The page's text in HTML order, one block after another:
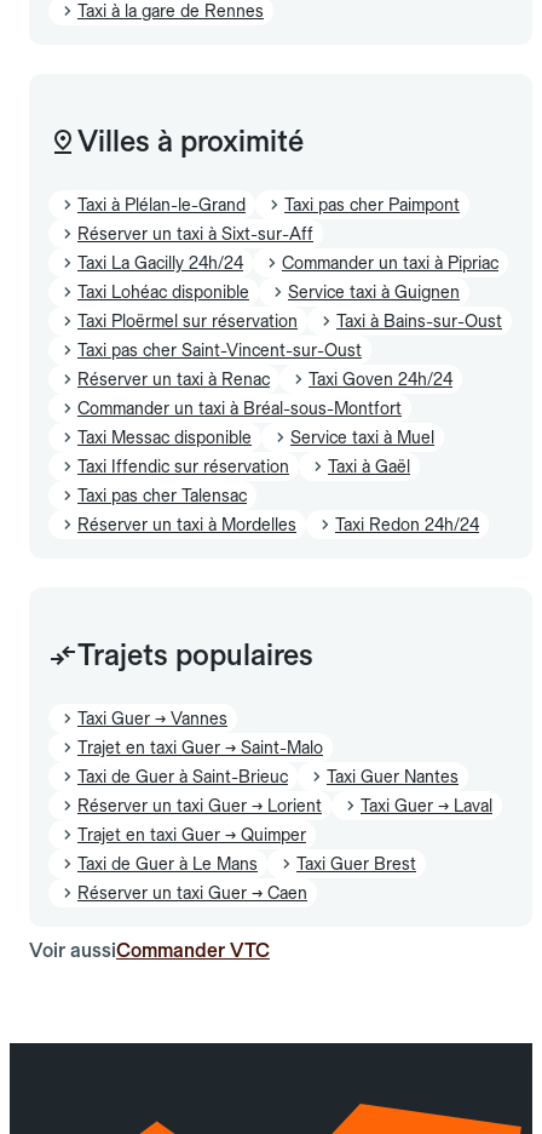
Taxi à la gare de Rennes
Villes à proximité
Taxi à Plélan-le-Grand
Taxi pas cher Paimpont
Réserver un taxi à Sixt-sur-Aff
Taxi La Gacilly 24h/24
Commander un taxi à Pipriac
Taxi Lohéac disponible
Service taxi à Guignen
Taxi Ploërmel sur réservation
Taxi à Bains-sur-Oust
Taxi pas cher Saint-Vincent-sur-Oust
Réserver un taxi à Renac
Taxi Goven 24h/24
Commander un taxi à Bréal-sous-Montfort
Taxi Messac disponible
Service taxi à Muel
Taxi Iffendic sur réservation
Taxi à Gaël
Taxi pas cher Talensac
Réserver un taxi à Mordelles
Taxi Redon 24h/24
Trajets populaires
Taxi Guer → Vannes
Trajet en taxi Guer → Saint-Malo
Taxi de Guer à Saint-Brieuc
Taxi Guer Nantes
Réserver un taxi Guer → Lorient
Taxi Guer → Laval
Trajet en taxi Guer → Quimper
Taxi de Guer à Le Mans
Taxi Guer Brest
Réserver un taxi Guer → Caen
Voir aussiCommander VTC